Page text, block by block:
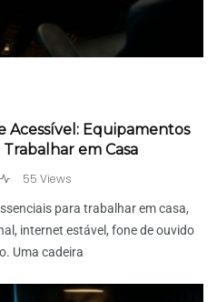
Acessível: Equipamentos
Trabalhar em Casa
55 Views
para trabalhar em casa,
internet estável, fone de ouvido
Uma cadeira